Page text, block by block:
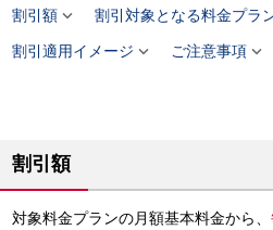
割引額 割引対象となる料金プラ
割引適用イメージ  ご注意事項
割引額
対象料金プランの月額基本料金から、